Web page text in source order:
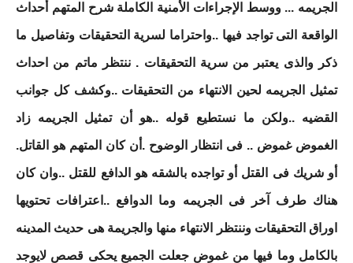
الجريمه ... ووسط الإجراءات الأمنية الكاملة شرح المتهم أحداث
الواقعة التى تواجد فيها ..واحتراما لسرية التحقيقات وتفاصيل ما
ذكر والذى يعتبر من سرية التحقيقات . ننتظر ماتم من احداث
تمثيل الجريمه لحين الانتهاء من التحقيقات ..وكشف كل جوانب
القضيه ..ولكن ما نستطيع قوله ..هو أن تمثيل الجريمه زاد
الغموض غموض .. فى انتظار الوضوح .أن كان المتهم هو القاتل.
أو شريك فى القتل أو تواجده بالشقه هو الدافع للقتل ..وان كان
هناك طرف آخر فى الجريمه وما الدوافع ..اعترافات تحتويها
اوراق التحقيقات وننتظر الانتهاء منها والجريمة هى حديث المدينه
بالكامل وما فيها من غموض جعلت الجميع يحكى قصص لايوجد